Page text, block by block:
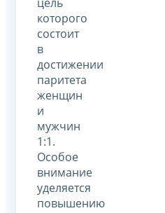
которого
состоит
в
достижении
паритета
женщин
и
мужчин
1:1.
Особое
внимание
уделяется
повышению